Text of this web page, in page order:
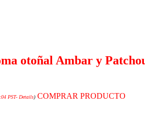
otoñal Ambar y
PST- Details) COMPRAR PRODUCTO